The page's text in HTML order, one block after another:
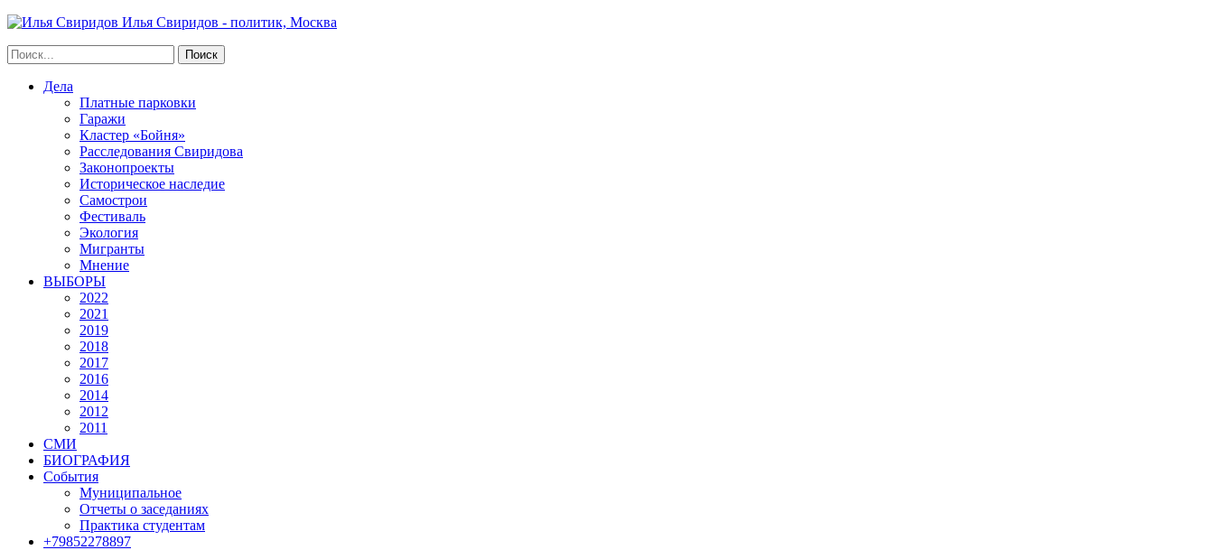
Илья Свиридов - политик, Москва
Дела
Платные парковки
Гаражи
Кластер «Бойня»
Расследования Свиридова
Законопроекты
Историческое наследие
Самострои
Фестиваль
Экология
Мигранты
Мнение
ВЫБОРЫ
2022
2021
2019
2018
2017
2016
2014
2012
2011
СМИ
БИОГРАФИЯ
События
Муниципальное
Отчеты о заседаниях
Практика студентам
+79852278897